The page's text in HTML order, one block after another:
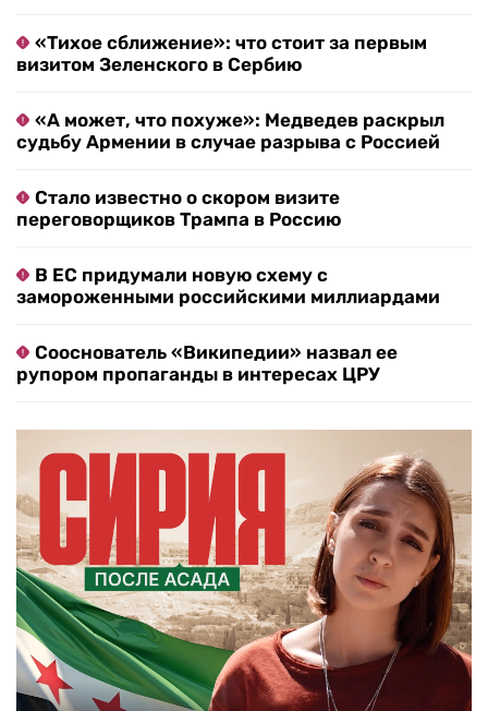
«Тихое сближение»: что стоит за первым
визитом Зеленского в Сербию
«А может, что похуже»: Медведев раскрыл
судьбу Армении в случае разрыва с Россией
Стало известно о скором визите
переговорщиков Трампа в Россию
В ЕС придумали новую схему с
замороженными российскими миллиардами
Сооснователь «Википедии» назвал ее
рупором пропаганды в интересах ЦРУ